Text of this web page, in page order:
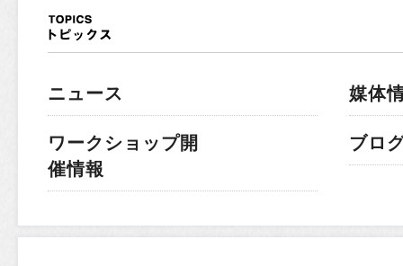
ニュース
ワークショップ開
催情報
媒体
ブロ